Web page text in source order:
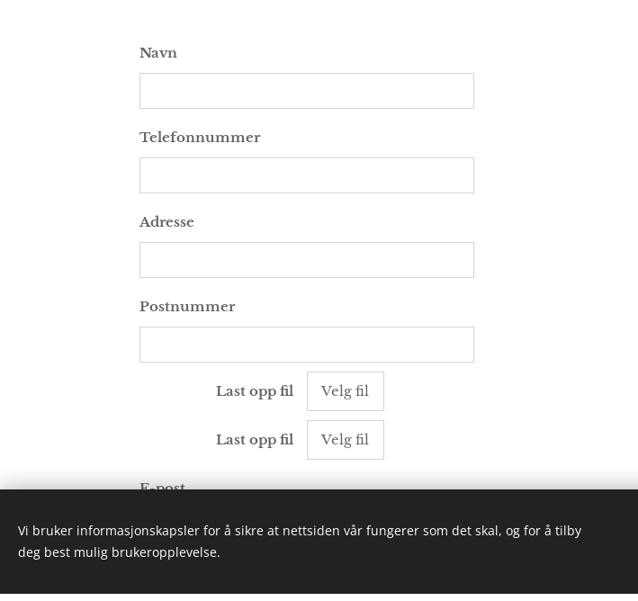
Navn
Telefonnummer
Adresse
Postnummer
Last opp fil Velg fil
Last opp fil Velg fil
E-post
Vi bruker informasjonskapsler for å sikre at nettsiden vår fungerer som det skal, og for å tilby
deg best mulig brukeropplevelse.